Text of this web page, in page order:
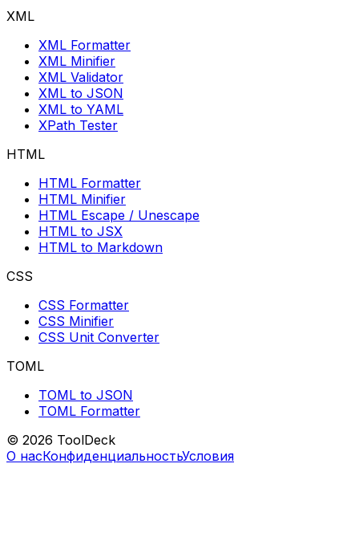
XML
XML Formatter
XML Minifier
XML Validator
XML to JSON
XML to YAML
XPath Tester
HTML
HTML Formatter
HTML Minifier
HTML Escape / Unescape
HTML to JSX
HTML to Markdown
CSS
CSS Formatter
CSS Minifier
CSS Unit Converter
TOML
TOML to JSON
TOML Formatter
© 2026 ToolDeck
О насКонфиденциальностьУсловия